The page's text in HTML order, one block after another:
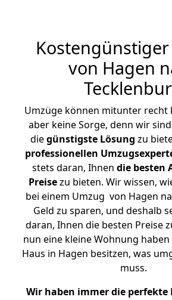
von Hagen
Umzüge können mitunter recht
aber keine Sorge, denn wir
diegünstigste Lösung zu
professionellen
stets daran, Ihnen die besten
Preisezu bieten. Wir wissen,
bei einem Umzug von Hagen
Geld zu sparen, und deshalb
daran, Ihnen die besten Preise
nun eine kleine Wohnung
Haus in Hagen besitzen, was
muss.
Wir haben immer die perfekte